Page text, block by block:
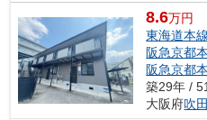
8.6万円
東海道本線
阪急京都
阪急京都
築29年 /
大阪府吹